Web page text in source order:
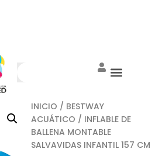
INICIO / BESTWAY
ACUÁTICO / INFLABLE DE
BALLENA MONTABLE
SALVAVIDAS INFANTIL 157 CM